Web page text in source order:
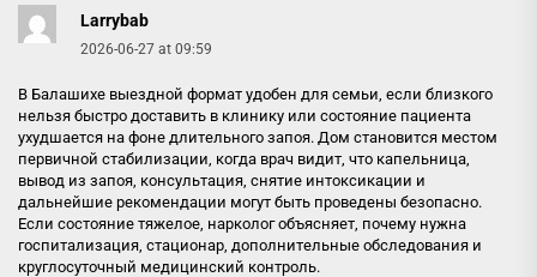
Larrybab
2026-06-27 at 09:59
В Балашихе выездной формат удобен для семьи, если близкого
нельзя быстро доставить в клинику или состояние пациента
ухудшается на фоне длительного запоя. Дом становится местом
первичной стабилизации, когда врач видит, что капельница,
вывод из запоя, консультация, снятие интоксикации и
дальнейшие рекомендации могут быть проведены безопасно.
Если состояние тяжелое, нарколог объясняет, почему нужна
госпитализация, стационар, дополнительные обследования и
круглосуточный медицинский контроль.